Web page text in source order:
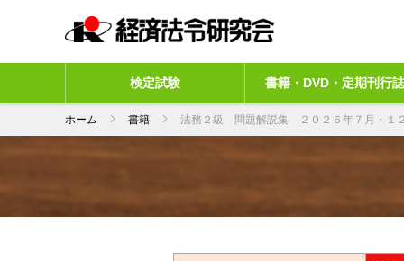
検定試験 書籍・DVD・定期刊行誌
ホーム 書籍 法務２級 問題解説集 ２０２６年７月・１